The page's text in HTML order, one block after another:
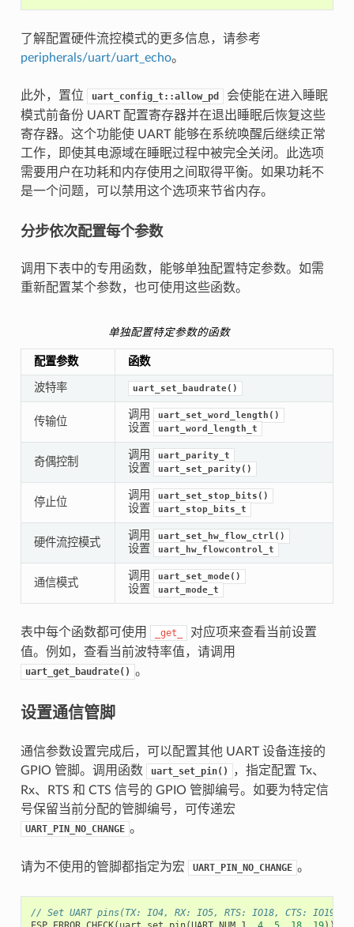
了解配置硬件流控模式的更多信息，请参考
peripherals/uart/uart_echo。
此外，置位 uart_config_t::allow_pd
会使能在进入睡眠
模式前备份 UART 配置寄存器并在退出睡眠后恢复这些
寄存器。这个功能使 UART 能够在系统唤醒后继续正常
工作，即使其电源域在睡眠过程中被完全关闭。此选项
需要用户在功耗和内存使用之间取得平衡。如果功耗不
是一个问题，可以禁用这个选项来节省内存。
分步依次配置每个参数
调用下表中的专用函数，能够单独配置特定参数。如需
重新配置某个参数，也可使用这些函数。
单独配置特定参数的函数
配置参数 函数
波特率 uart_set_baudrate()
传输位
调用 uart_set_word_length()
设置 uart_word_length_t
奇偶控制
调用 uart_parity_t
设置 uart_set_parity()
停止位
调用 uart_set_stop_bits()
设置 uart_stop_bits_t
硬件流控模式
调用 uart_set_hw_flow_ctrl()
设置 uart_hw_flowcontrol_t
通信模式
调用 uart_set_mode()
设置 uart_mode_t
表中每个函数都可使用 _get_
对应项来查看当前设置
值。例如，查看当前波特率值，请调用
uart_get_baudrate() 。
设置通信管脚
通信参数设置完成后，可以配置其他 UART 设备连接的
GPIO 管脚。调用函数
uart_set_pin()
，指定配置 Tx、
Rx、RTS 和 CTS 信号的 GPIO 管脚编号。如要为特定信
号保留当前分配的管脚编号，可传递宏
UART_PIN_NO_CHANGE 。
请为不使用的管脚都指定为宏 UART_PIN_NO_CHANGE 。
// Set UART pins(TX: IO4, RX: IO5, RTS: IO18, CTS: IO19)